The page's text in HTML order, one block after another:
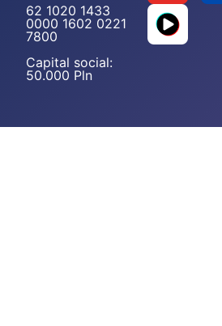
62 1020 1433
0000 1602 0221
7800
Capital social:
50.000 Pln